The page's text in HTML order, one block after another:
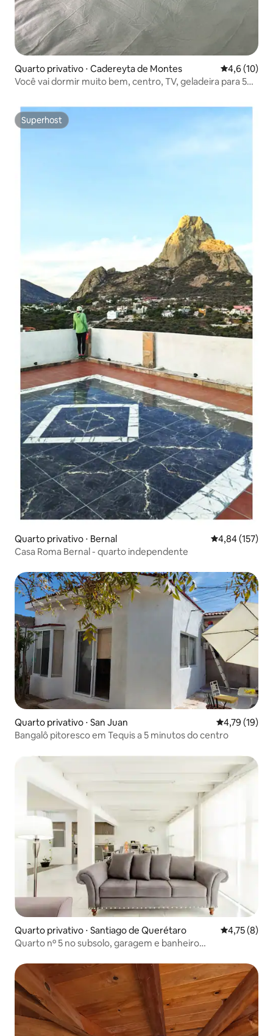
Quarto privativo ⋅ Cadereyta de Montes 4,6 de uma
4,6 (10)
Você vai dormir muito bem, centro, TV, geladeira para 5
Superhost
Superhost
Quarto privativo ⋅ Bernal 4,84 de uma
4,84 (157)
Casa Roma Bernal - quarto independente
Quarto privativo ⋅ San Juan 4,79 de uma
4,79 (19)
Bangalô pitoresco em Tequis a 5 minutos do centro
Quarto privativo ⋅ Santiago de Querétaro 4,75 de
4,75 (8)
Quarto nº 5 no subsolo, garagem e banheiro